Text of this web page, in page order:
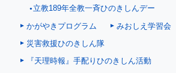
立教189年全教一斉ひのきしんデー
かがやきプログラム
みおしえ学習会
災害救援ひのきしん隊
『天理時報』手配りひのきしん活動